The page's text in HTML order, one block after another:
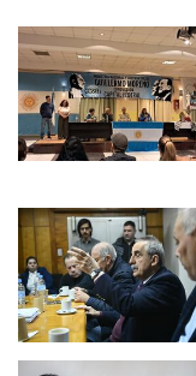
Imagen
Imagen
Imagen